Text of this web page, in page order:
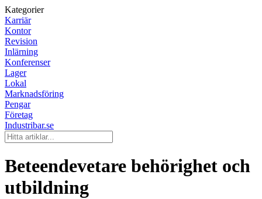
Kategorier
Karriär
Kontor
Revision
Inlärning
Konferenser
Lager
Lokal
Marknadsföring
Pengar
Företag
Industribar.se
Beteendevetare behörighet och
utbildning